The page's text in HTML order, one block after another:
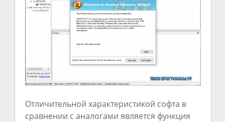
Отличительной характеристикой софта в
сравнении с аналогами является функция